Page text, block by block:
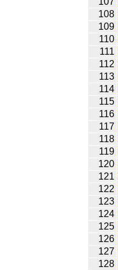
108
109
110
111
112
113
114
115
116
117
118
119
120
121
122
123
124
125
126
127
128